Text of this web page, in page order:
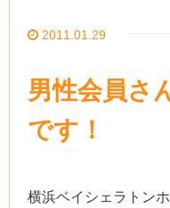
2011.01.29
男性会員さ
です！
横浜ベイシェラトン